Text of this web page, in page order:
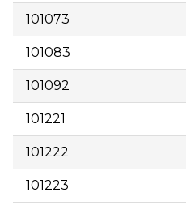
101073
101083
101092
101221
101222
101223